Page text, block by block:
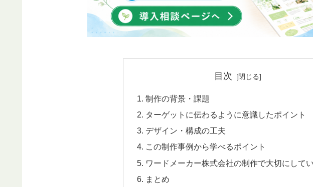
目次
制作の背景・課題
ターゲットに伝わるように意識したポイント
デザイン・構成の工夫
この制作事例から学べるポイント
ワードメーカー株式会社の制作で大切にして
まとめ